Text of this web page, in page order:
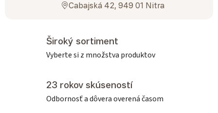
Cabajská 42, 949 01 Nitra
Široký sortiment
Vyberte si z množstva produktov
23 rokov skúseností
Odbornosť a dôvera overená časom